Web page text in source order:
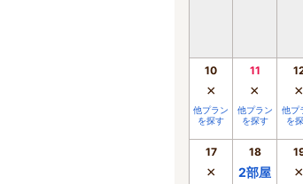
10
×
他プラン
を探す
11
×
他プラン
を探す
×
他プ
を
17
×
18
2部屋 ×